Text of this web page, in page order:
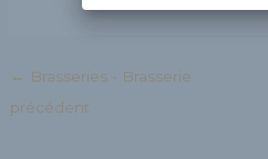
← Brasseries - Brasserie
précédent